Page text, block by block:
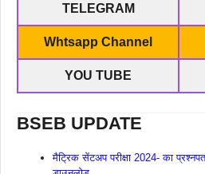
TELEGRAM
Whtsapp Channel
YOU TUBE
BSEB UPDATE
मैट्रिक सेंटअप परीक्षा 2024- का